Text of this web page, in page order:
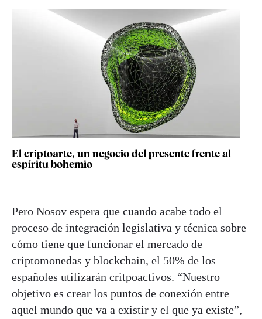
El criptoarte, un negocio del presente frente al
espíritu bohemio
Pero Nosov espera que cuando acabe todo el
proceso de integración legislativa y técnica sobre
cómo tiene que funcionar el mercado de
criptomonedas y blockchain, el 50% de los
españoles utilizarán critpoactivos. “Nuestro
objetivo es crear los puntos de conexión entre
aquel mundo que va a existir y el que ya existe”,